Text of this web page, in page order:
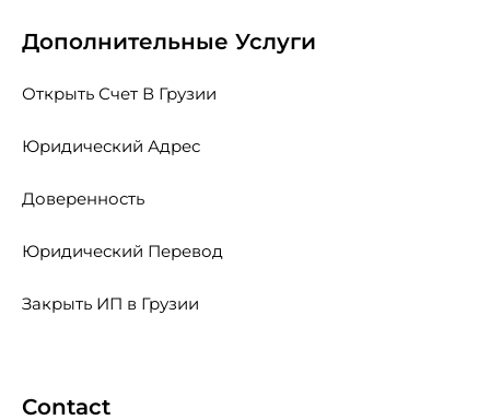
Дополнительные Услуги
Открыть Счет В Грузии
Юридический Адрес
Доверенность
Юридический Перевод
Закрыть ИП в Грузии
Contact